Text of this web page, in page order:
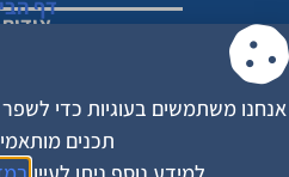
דף
אודות
הצהרת
תקנון
עקבו אחריי
אנחנו משתמשים בעוגיות כדי
תכנים